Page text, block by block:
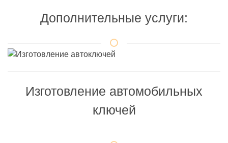
Дополнительные услуги:
Изготовление автомобильных
ключей